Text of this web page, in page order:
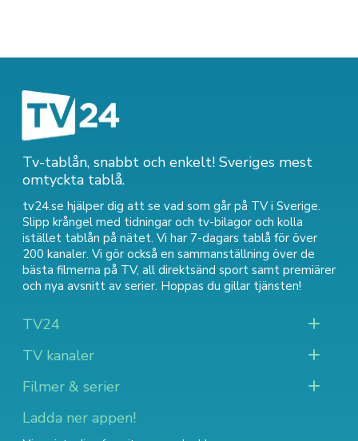
Tv-tablån, snabbt och enkelt! Sveriges mest
omtyckta tablå.
tv24.se hjälper dig att se vad som går på TV i Sverige.
Slipp krångel med tidningar och tv-bilagor och kolla
istället tablån på nätet. Vi har 7-dagars tablå för över
200 kanaler. Vi gör också en sammanställning över de
bästa filmerna på TV, all direktsänd sport samt premiärer
och nya avsnitt av serier. Hoppas du gillar tjänsten!
TV24
TV kanaler
Filmer & serier
Ladda ner appen!